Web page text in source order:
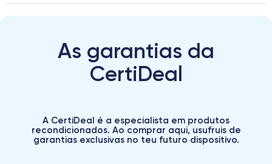
As garantias da
CertiDeal
A CertiDeal é a especialista em produtos
recondicionados. Ao comprar aqui, usufruis de
garantias exclusivas no teu futuro dispositivo.